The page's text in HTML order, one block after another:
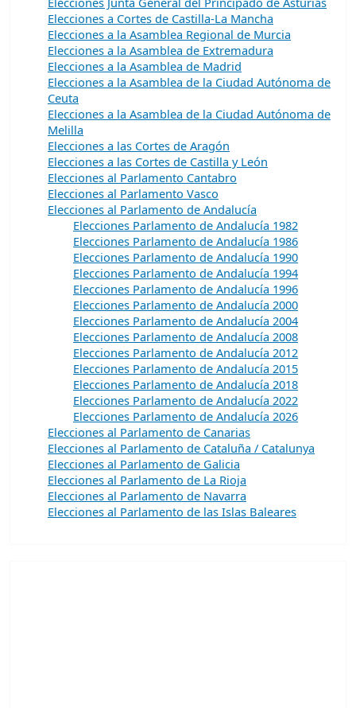
Elecciones a Cortes de Castilla-La Mancha
Elecciones a la Asamblea Regional de Murcia
Elecciones a la Asamblea de Extremadura
Elecciones a la Asamblea de Madrid
Elecciones a la Asamblea de la Ciudad Autónoma de
Ceuta
Elecciones a la Asamblea de la Ciudad Autónoma de
Melilla
Elecciones a las Cortes de Aragón
Elecciones a las Cortes de Castilla y León
Elecciones al Parlamento Cantabro
Elecciones al Parlamento Vasco
Elecciones al Parlamento de Andalucía
Elecciones Parlamento de Andalucía 1982
Elecciones Parlamento de Andalucía 1986
Elecciones Parlamento de Andalucía 1990
Elecciones Parlamento de Andalucía 1994
Elecciones Parlamento de Andalucía 1996
Elecciones Parlamento de Andalucía 2000
Elecciones Parlamento de Andalucía 2004
Elecciones Parlamento de Andalucía 2008
Elecciones Parlamento de Andalucía 2012
Elecciones Parlamento de Andalucía 2015
Elecciones Parlamento de Andalucía 2018
Elecciones Parlamento de Andalucía 2022
Elecciones Parlamento de Andalucía 2026
Elecciones al Parlamento de Canarias
Elecciones al Parlamento de Cataluña / Catalunya
Elecciones al Parlamento de Galicia
Elecciones al Parlamento de La Rioja
Elecciones al Parlamento de Navarra
Elecciones al Parlamento de las Islas Baleares